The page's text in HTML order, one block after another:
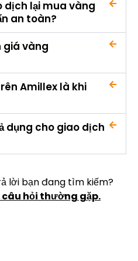
dịch lại mua vàng
an toàn?
giá vàng
Amillex là khi
dụng cho giao dịch
lời bạn đang tìm kiếm?
hỏi thường gặp.